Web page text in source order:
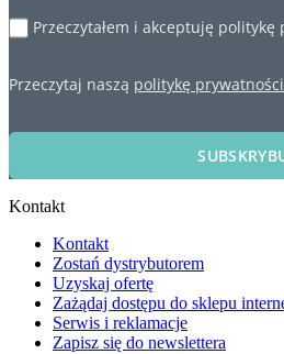
Przeczytałem i akceptuję politykę
Przeczytaj naszą politykę
Kontakt
Kontakt
Zostań dystrybutorem
Uzyskaj ofertę
Zażądaj dostępu do sklepu
Serwis i reklamacje
Zapisz się do newslettera